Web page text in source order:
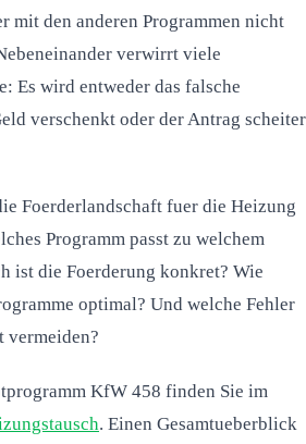
mit den anderen Programmen nicht
verwirrt viele
Es wird entweder das falsche
verschenkt oder der Antrag
Foerderlandschaft fuer die Heizung
Programm passt zu welchem
ist die Foerderung konkret? Wie
optimal? Und welche Fehler
vermeiden?
KfW 458 finden Sie im
. Einen Gesamtueberblick